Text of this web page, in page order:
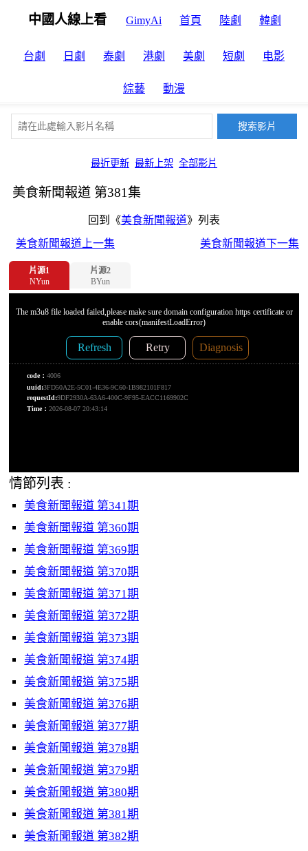
中國人線上看 GimyAi 首頁 陸劇 韓劇
台劇 日劇 泰劇 港劇 美劇 短劇 电影
綜藝 動漫
最近更新 最新上架 全部影片
美食新聞報道 第381集
回到《美食新聞報道》列表
美食新聞報道上一集
美食新聞報道下一集
片源1
NYun
片源2
BYun
情節列表 :
美食新聞報道 第341期
美食新聞報道 第360期
美食新聞報道 第369期
美食新聞報道 第370期
美食新聞報道 第371期
美食新聞報道 第372期
美食新聞報道 第373期
美食新聞報道 第374期
美食新聞報道 第375期
美食新聞報道 第376期
美食新聞報道 第377期
美食新聞報道 第378期
美食新聞報道 第379期
美食新聞報道 第380期
美食新聞報道 第381期
美食新聞報道 第382期